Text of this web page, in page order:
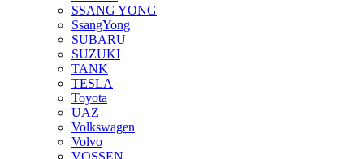
SSANG YONG
SsangYong
SUBARU
SUZUKI
TANK
TESLA
Toyota
UAZ
Volkswagen
Volvo
VOSSEN